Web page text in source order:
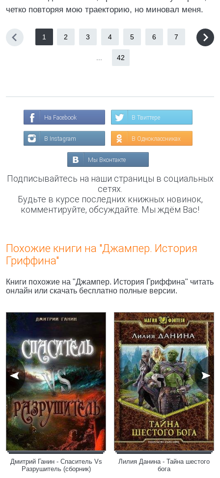
четко повторяя мою траекторию, но миновал меня.
1 2 3 4 5 6 7
42
На Facebook В Твиттере
В Instagram В Одноклассниках
Мы Вконтакте
Подписывайтесь на наши страницы в социальных
сетях.
Будьте в курсе последних книжных новинок,
комментируйте, обсуждайте. Мы ждём Вас!
Похожие книги на "Джампер. История
Гриффина"
Книги похожие на "Джампер. История Гриффина" читать
онлайн или скачать бесплатно полные версии.
Дмитрий Ганин - Спаситель Vs
Разрушитель (сборник)
Лилия Данина - Тайна шестого
бога